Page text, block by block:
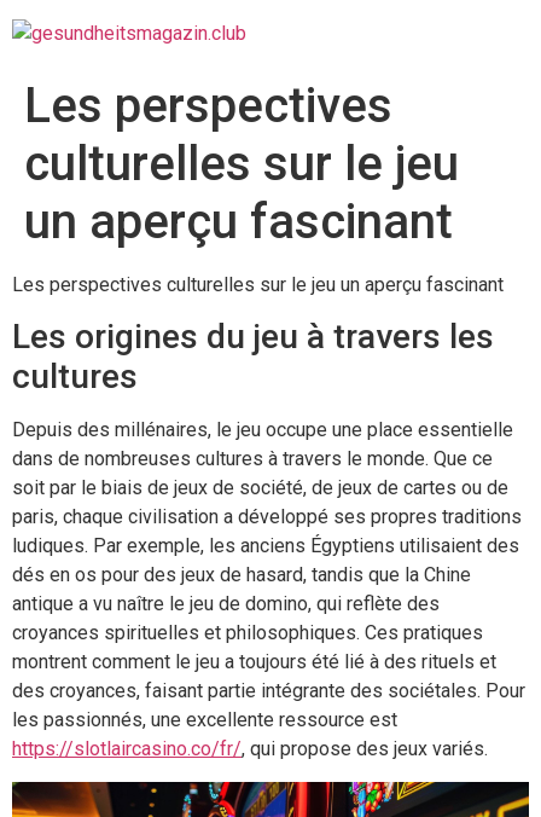
Les perspectives
culturelles sur le jeu
un aperçu fascinant
Les perspectives culturelles sur le jeu un aperçu fascinant
Les origines du jeu à travers les
cultures
Depuis des millénaires, le jeu occupe une place essentielle
dans de nombreuses cultures à travers le monde. Que ce
soit par le biais de jeux de société, de jeux de cartes ou de
paris, chaque civilisation a développé ses propres traditions
ludiques. Par exemple, les anciens Égyptiens utilisaient des
dés en os pour des jeux de hasard, tandis que la Chine
antique a vu naître le jeu de domino, qui reflète des
croyances spirituelles et philosophiques. Ces pratiques
montrent comment le jeu a toujours été lié à des rituels et
des croyances, faisant partie intégrante des sociétales. Pour
les passionnés, une excellente ressource est
https://slotlaircasino.co/fr/, qui propose des jeux variés.